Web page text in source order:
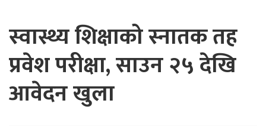
स्वास्थ्य शिक्षाको स्नातक तह
प्रवेश परीक्षा, साउन २५ देखि
आवेदन खुला